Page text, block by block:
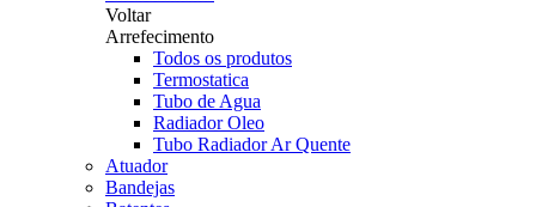
Voltar
Arrefecimento
Todos os produtos
Termostatica
Tubo de Agua
Radiador Oleo
Tubo Radiador Ar Quente
Atuador
Bandejas